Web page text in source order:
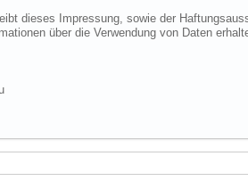
dieses Impressung, sowie der
über die Verwendung von Daten